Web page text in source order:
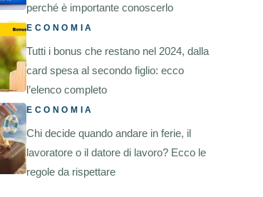
perché è importante conoscerlo
ECONOMIA
Tutti i bonus che restano nel 2024, dalla
card spesa al secondo figlio: ecco
l’elenco completo
ECONOMIA
Chi decide quando andare in ferie, il
lavoratore o il datore di lavoro? Ecco le
regole da rispettare